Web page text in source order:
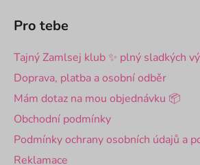
Pro tebe
Tajný Zamlsej klub ✨ plný sladkých
Doprava, platba a osobní odběr
Mám dotaz na mou objednávku 📦
Obchodní podmínky
Podmínky ochrany osobních údajů a
Reklamace